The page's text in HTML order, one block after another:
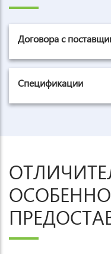
Договора с
Спецификации